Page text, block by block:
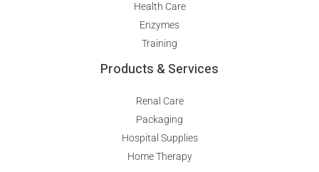
Health Care
Enzymes
Training
Products & Services
Renal Care
Packaging
Hospital Supplies
Home Therapy